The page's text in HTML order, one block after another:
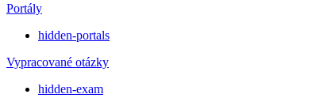
Portály
hidden-portals
Vypracované otázky
hidden-exam